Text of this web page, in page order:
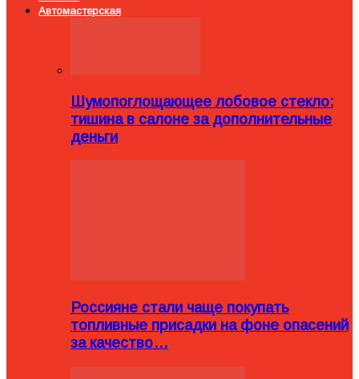
Автомастерская
Шумопоглощающее лобовое стекло:
тишина в салоне за дополнительные
деньги
Россияне стали чаще покупать
топливные присадки на фоне опасений
за качество…